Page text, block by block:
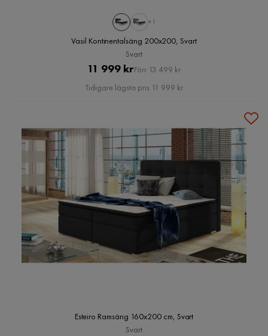
+1
Vasil Kontinentalsäng 200x200, Svart
Svart
Pris
11 999 krOriginal
Pris
Förr 13 499 kr
Tidigare lägsta pris 11 999 kr
Esteiro Ramsäng 160x200 cm, Svart
Svart